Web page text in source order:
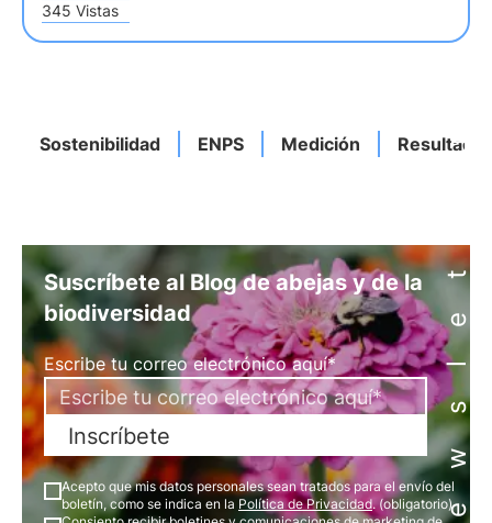
345 Vistas
Sostenibilidad ENPS Medición Newsletter
Suscríbete al Blog de abejas y de la
biodiversidad
Escribe tu correo electrónico aquí*
Inscríbete
Acepto que mis datos personales sean tratados para el envío del
boletín, como se indica en la Política de Privacidad. (obligatorio)